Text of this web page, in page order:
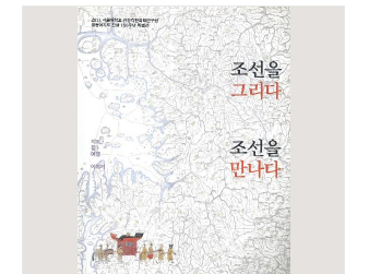
검색 연산자 사용안내
연산자
AND 정조 AND 정약용
OR 정조 OR 정약용
NOT 정조 NOT 정약용